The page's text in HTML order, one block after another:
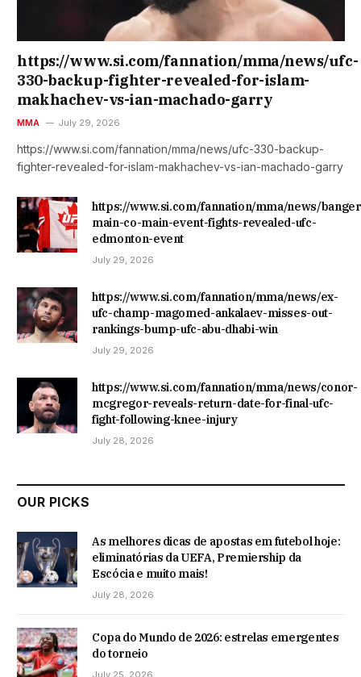
https://www.si.com/fannation/mma/news/ufc-
330-backup-fighter-revealed-for-islam-
makhachev-vs-ian-machado-garry
MMA July 29, 2026
https://www.si.com/fannation/mma/news/ufc-330-backup-
fighter-revealed-for-islam-makhachev-vs-ian-machado-garry
https://www.si.com/fannation/mma/news/
main-co-main-event-fights-revealed-ufc-
edmonton-event
July 29, 2026
https://www.si.com/fannation/mma/news/ex-
ufc-champ-magomed-ankalaev-misses-out-
rankings-bump-ufc-abu-dhabi-win
July 29, 2026
https://www.si.com/fannation/mma/news/conor-
mcgregor-reveals-return-date-for-final-ufc-
fight-following-knee-injury
July 28, 2026
OUR PICKS
As melhores dicas de apostas em futebol hoje:
eliminatórias da UEFA, Premiership da
Escócia e muito mais!
July 28, 2026
Copa do Mundo de 2026: estrelas emergentes
do torneio